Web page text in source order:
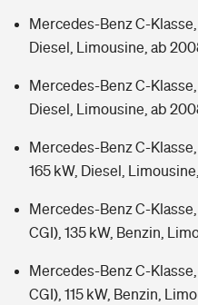
Mercedes-Benz C-
Diesel, Limousine, ab
Mercedes-Benz C-
Diesel, Limousine, ab
Mercedes-Benz C-
165 kW, Diesel,
Mercedes-Benz C-
CGI), 135 kW, Benzin,
Mercedes-Benz C-
CGI), 115 kW, Benzin,